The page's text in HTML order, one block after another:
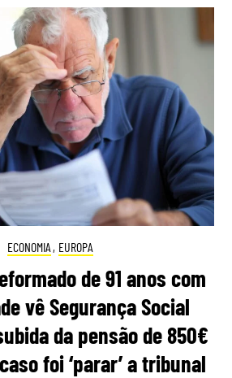
ECONOMIA , EUROPA
de 91 anos com
vê Segurança Social
da pensão de 850€
foi ‘parar’ a tribunal